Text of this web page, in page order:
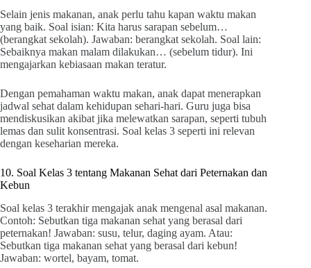
Selain jenis makanan, anak perlu tahu kapan waktu makan
yang baik. Soal isian: Kita harus sarapan sebelum…
(berangkat sekolah). Jawaban: berangkat sekolah. Soal lain:
Sebaiknya makan malam dilakukan… (sebelum tidur). Ini
mengajarkan kebiasaan makan teratur.
Dengan pemahaman waktu makan, anak dapat menerapkan
jadwal sehat dalam kehidupan sehari-hari. Guru juga bisa
mendiskusikan akibat jika melewatkan sarapan, seperti tubuh
lemas dan sulit konsentrasi. Soal kelas 3 seperti ini relevan
dengan keseharian mereka.
10. Soal Kelas 3 tentang Makanan Sehat dari Peternakan dan
Kebun
Soal kelas 3 terakhir mengajak anak mengenal asal makanan.
Contoh: Sebutkan tiga makanan sehat yang berasal dari
peternakan! Jawaban: susu, telur, daging ayam. Atau:
Sebutkan tiga makanan sehat yang berasal dari kebun!
Jawaban: wortel, bayam, tomat.